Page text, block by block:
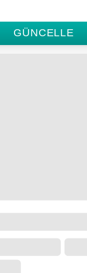
GÜNCELLE